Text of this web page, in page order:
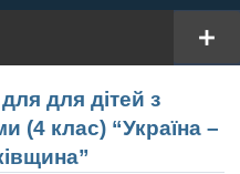
для дітей з
(4 клас) “Україна –